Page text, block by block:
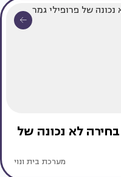
לא נכונה של
מערכת בית ונוי